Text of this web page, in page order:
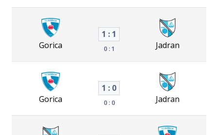
Gorica
1 : 1
0 : 1 Jadran
Gorica
1 : 0
0 : 0 Jadran